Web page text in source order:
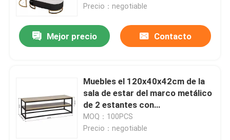
Sobre nosotros
Viaje de la fábrica
Éntrenos en contacto con
Precio：negotiable
Mejor precio Contacto
Muebles el 120x40x42cm de la
sala de estar del marco metálico
de 2 estantes con
almacenamiento
MOQ：100PCS
Precio：negotiable